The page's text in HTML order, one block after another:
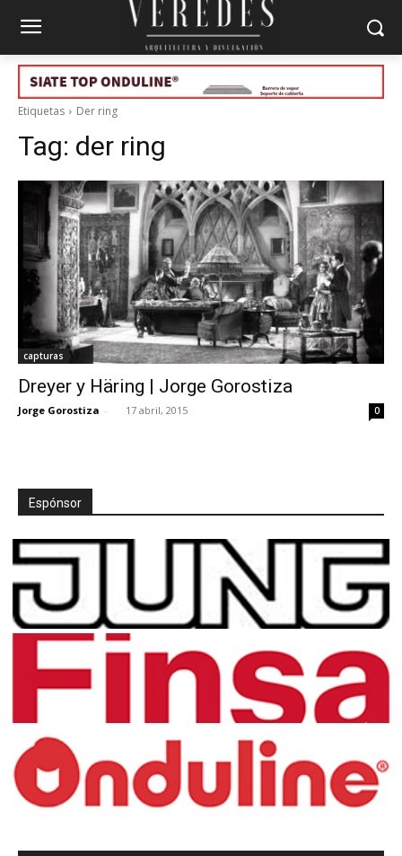
Etiquetas Der ring
Tag: der ring
capturas
Dreyer y Häring | Jorge Gorostiza
Jorge Gorostiza - 17 abril, 2015 0
Espónsor